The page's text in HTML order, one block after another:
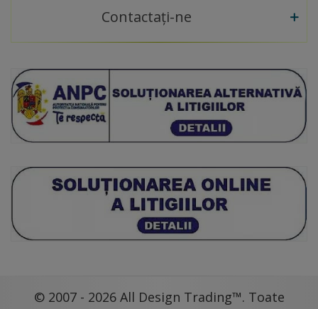
Contactați-ne
© 2007 - 2026 All Design Trading™. Toate